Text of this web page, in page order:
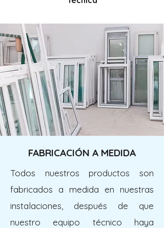
FABRICACIÓN A MEDIDA
Todos nuestros productos son
fabricados a medida en nuestras
instalaciones, después de que
nuestro equipo técnico haya